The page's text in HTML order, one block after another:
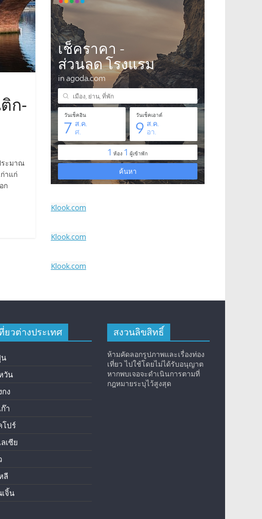
ก-
ระมาณ
าแก่
ก
Klook.com
Klook.com
Klook.com
ยวต่างประเทศ
วัน
กง
า
โปร์
เซีย
ลี
เจิ้น
สงวนลิขสิทธิ์
ห้ามคัดลอกรูปภาพและเรื่องท่อง
เที่ยว ไปใช้โดยไม่ได้รับอนุญาต
หากพบเจอจะดำเนินการตามที่
กฎหมายระบุไว้สูงสุด